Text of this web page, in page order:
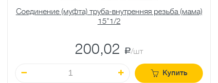
Соединение (муфта) труба-внутренняя резьба (мама)
15*1/2
200,02 a/шт
Купить